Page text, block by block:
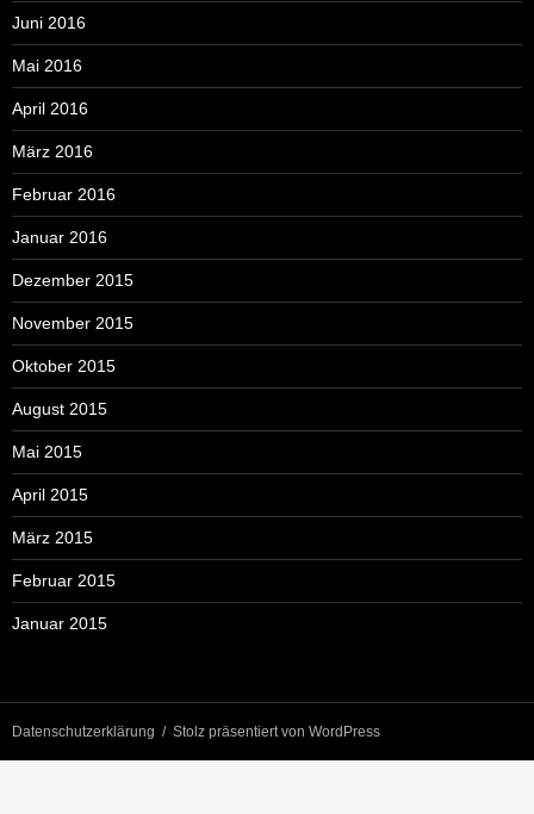
Juni 2016
Mai 2016
April 2016
März 2016
Februar 2016
Januar 2016
Dezember 2015
November 2015
Oktober 2015
August 2015
Mai 2015
April 2015
März 2015
Februar 2015
Januar 2015
Datenschutzerklärung Stolz präsentiert von WordPress